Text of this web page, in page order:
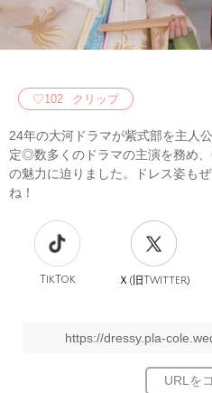
♡102 クリップ
24年の大河ドラマが紫式部を主人
定◎数多くのドラマの主演を務め
の魅力に迫りました。ドレス姿も
ね！
TikTok Ｘ(旧Twitter)
https://dressy.pla-